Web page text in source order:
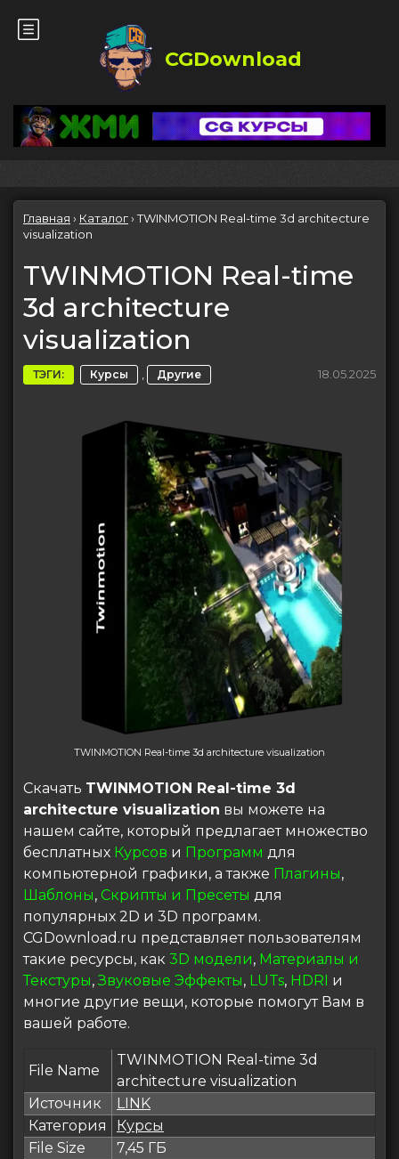
CGDownload
Главная › Каталог›TWINMOTION Real-time 3d architecture
visualization
TWINMOTION Real-time
3d architecture
visualization
ТЭГИ: Курсы , Другие 18.05.2025
TWINMOTION Real-time 3d architecture visualization
Скачать TWINMOTION Real-time 3d
architecture visualization вы можете на
нашем сайте, который предлагает множество
бесплатных Курсов и Программ для
компьютерной графики, а также Плагины,
Шаблоны, Скрипты и Пресеты для
популярных 2D и 3D программ.
CGDownload.ru представляет пользователям
такие ресурсы, как 3D модели, Материалы и
Текстуры,Звуковые Эффекты, LUTs, HDRI и
многие другие вещи, которые помогут Вам в
вашей работе.
File Name
TWINMOTION Real-time 3d
architecture visualization
Источник
LINK
Категория
Курсы
File Size
7,45 ГБ